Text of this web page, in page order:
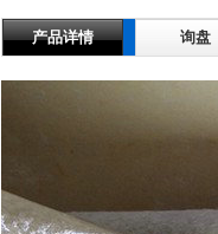
产品详情 询盘